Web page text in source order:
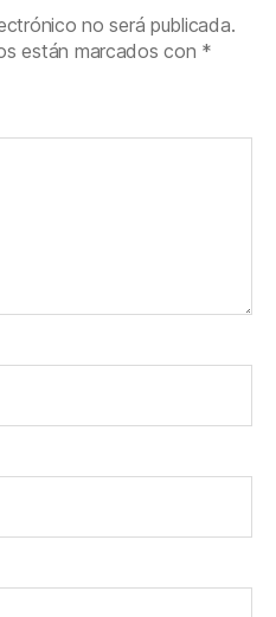
no será publicada.
están marcados con *